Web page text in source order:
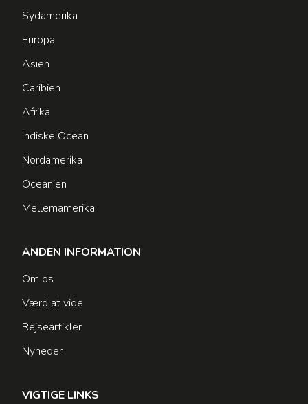
Sydamerika
Europa
Asien
Caribien
Afrika
Indiske Ocean
Nordamerika
Oceanien
Mellemamerika
ANDEN INFORMATION
Om os
Værd at vide
Rejseartikler
Nyheder
VIGTIGE LINKS